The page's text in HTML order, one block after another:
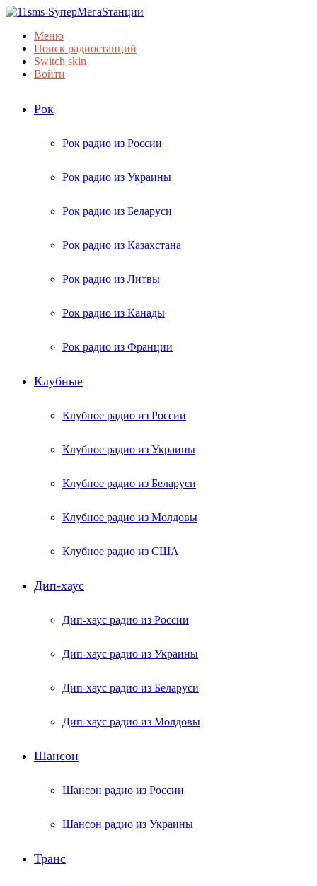
Меню
Поиск радиостанций
Switch skin
Войти
Рок
Рок радио из России
Рок радио из Украины
Рок радио из Беларуси
Рок радио из Казахстана
Рок радио из Литвы
Рок радио из Канады
Рок радио из Франции
Клубные
Клубное радио из России
Клубное радио из Украины
Клубное радио из Беларуси
Клубное радио из Молдовы
Клубное радио из США
Дип-хаус
Дип-хаус радио из России
Дип-хаус радио из Украины
Дип-хаус радио из Беларуси
Дип-хаус радио из Молдовы
Шансон
Шансон радио из России
Шансон радио из Украины
Транс